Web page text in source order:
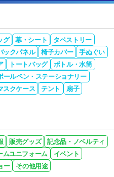
グ 幕・シート
タペストリー
ックパネル 椅子カバー
手ぬぐい
トートバッグ
ボトル・水筒
ールペン・ステーショナリー
スクケース テント
扇子
販売グッズ
記念品・ノベルティ
ムユニフォーム
イベント
ー その他用途